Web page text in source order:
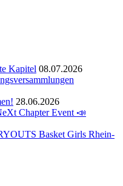
Kapitel 08.07.2026
28.06.2026
Chapter Event 📣
Basket Girls Rhein-